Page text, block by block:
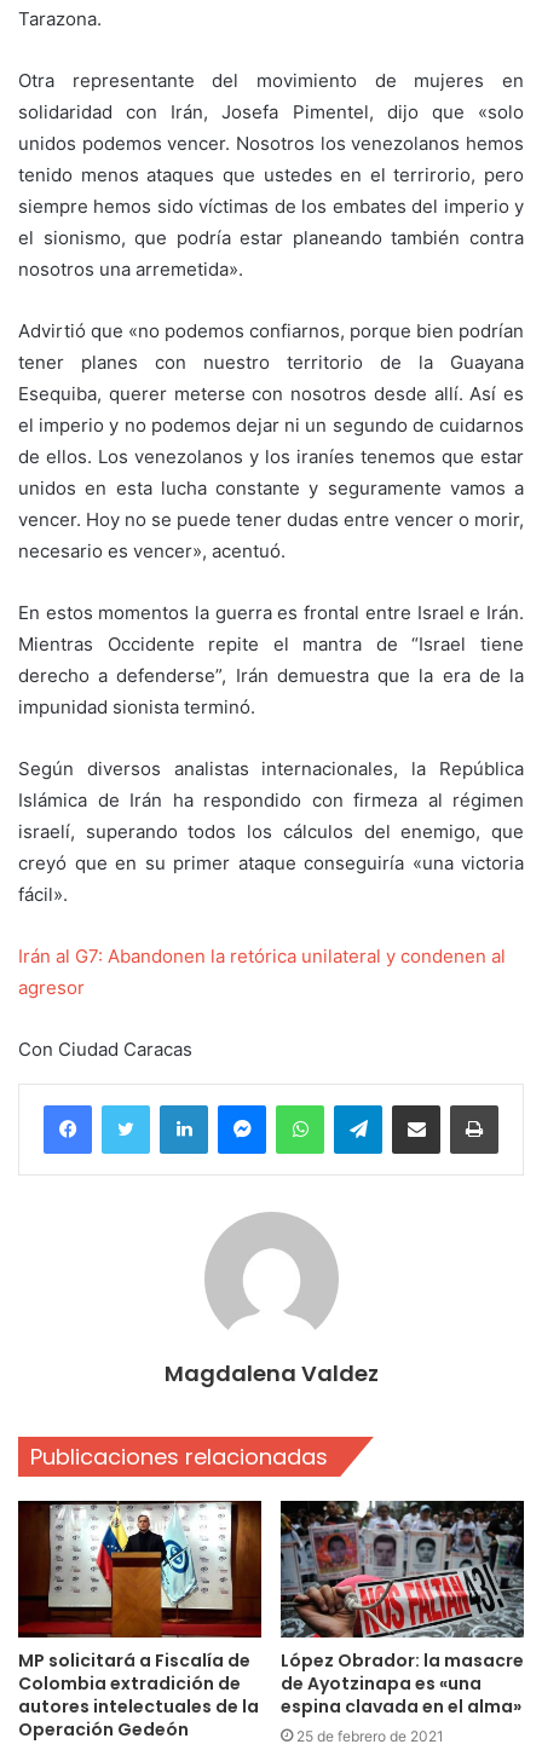
Tarazona.
Otra representante del movimiento de mujeres en
solidaridad con Irán, Josefa Pimentel, dijo que «solo
unidos podemos vencer. Nosotros los venezolanos hemos
tenido menos ataques que ustedes en el terrirorio, pero
siempre hemos sido víctimas de los embates del imperio y
el sionismo, que podría estar planeando también contra
nosotros una arremetida».
Advirtió que «no podemos confiarnos, porque bien podrían
tener planes con nuestro territorio de la Guayana
Esequiba, querer meterse con nosotros desde allí. Así es
el imperio y no podemos dejar ni un segundo de cuidarnos
de ellos. Los venezolanos y los iraníes tenemos que estar
unidos en esta lucha constante y seguramente vamos a
vencer. Hoy no se puede tener dudas entre vencer o morir,
necesario es vencer», acentuó.
En estos momentos la guerra es frontal entre Israel e Irán.
Mientras Occidente repite el mantra de “Israel tiene
derecho a defenderse”, Irán demuestra que la era de la
impunidad sionista terminó.
Según diversos analistas internacionales, la República
Islámica de Irán ha respondido con firmeza al régimen
israelí, superando todos los cálculos del enemigo, que
creyó que en su primer ataque conseguiría «una victoria
fácil».
Irán al G7: Abandonen la retórica unilateral y condenen al
agresor
Con Ciudad Caracas
FacebookTwitter LinkedInMessengerWhatsAppTelegramCompartir por correo electrónico
Magdalena Valdez
Publicaciones relacionadas
MP solicitará a Fiscalía de
Colombia extradición de
autores intelectuales de la
Operación Gedeón
López Obrador: la masacre
de Ayotzinapa es «una
espina clavada en el alma»
25 de febrero de 2021